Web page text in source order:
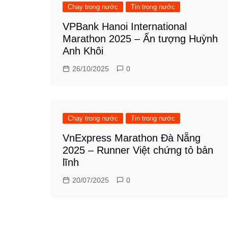
Chạy trong nước Tin trong nước
VPBank Hanoi International
Marathon 2025 – Ấn tượng Huỳnh
Anh Khôi
26/10/2025 0
Chạy trong nước Tin trong nước
VnExpress Marathon Đà Nẵng
2025 – Runner Việt chứng tỏ bản
lĩnh
20/07/2025 0